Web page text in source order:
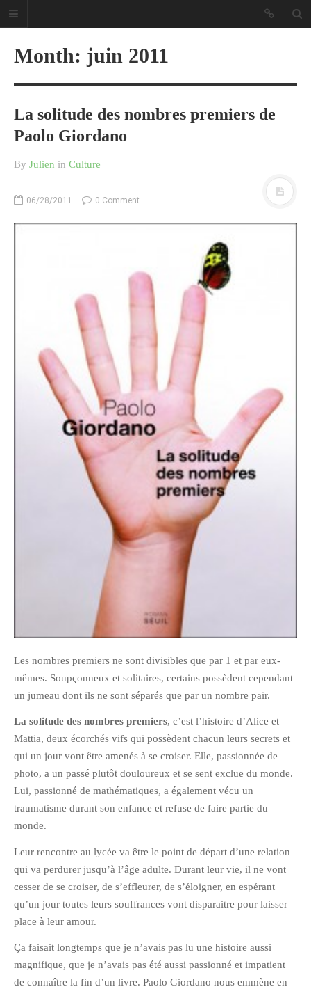
CATÉGORIES
Ailleurs
Créa
Pendant Ce Temps À Véra Cruz
Q.E.M
Trouvailles
Vendredi Cinéma
BLOGROLL
février 2016
janvier 2016
octobre 2014
mars 2013
janvier 2013
octobre 2012
septembre 2012
août 2012
juillet 2012
mai 2012
avril 2012
mars 2012
janvier 2012
Month: juin 2011
La solitude des nombres premiers de
Paolo Giordano
By Julien in Culture
06/28/2011 0 Comment
Les nombres premiers ne sont divisibles que par 1 et par eux-
mêmes. Soupçonneux et solitaires, certains possèdent cependant
un jumeau dont ils ne sont séparés que par un nombre pair.
La solitude des nombres premiers, c’est l’histoire d’Alice et
Mattia, deux écorchés vifs qui possèdent chacun leurs secrets et
qui un jour vont être amenés à se croiser. Elle, passionnée de
photo, a un passé plutôt douloureux et se sent exclue du monde.
Lui, passionné de mathématiques, a également vécu un
traumatisme durant son enfance et refuse de faire partie du
monde.
Leur rencontre au lycée va être le point de départ d’une relation
qui va perdurer jusqu’à l’âge adulte. Durant leur vie, il ne vont
cesser de se croiser, de s’effleurer, de s’éloigner, en espérant
qu’un jour toutes leurs souffrances vont disparaitre pour laisser
place à leur amour.
Ça faisait longtemps que je n’avais pas lu une histoire aussi
magnifique, que je n’avais pas été aussi passionné et impatient
de connaître la fin d’un livre. Paolo Giordano nous emmène en